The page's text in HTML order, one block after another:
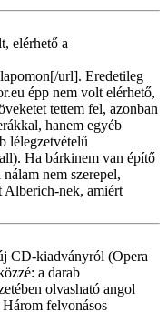
elérhető a
url]. Eredetileg
épp nem volt elérhető,
tettem fel, azonban
hanem egyéb
lélegzetvételű
Ha bárkinem van építő
nem szerepel,
Alberich-nek, amiért
nincs pénze, nem segíthet ebben, így a dacos Binet-nek mennie kell az igazgatóval és Bellecour-ral, meg a tanukkal…Vert-Vert egyedül marad La Corilla-val. A fiút rabul ejti az asszony varázsa, aki egy csábos dalt énekel neki. Vert-Vert eleinte ellenáll, elutasítja, később mégis vallomást tesz: idejövet a csónakból megpillantott egy titokzatos, gyönyörű hölgyet, aki nagyon hasonlít La Corilla-ra, s ennek valósággal megszállottja lett. Most hogy itt áll mellette La Corilla, azonnal a bűvöletébe esett… Visszatér a két tiszt, akik véget vetnek a flörtnek, ami épp csak elkezdődött a szép énekesnő és Vert-Vert között. Ekkor egy ismeretlen, fiatal nő jelenik meg a színen, dragonyos uniformisban. Nem más ő, mint Mimi, aki Friquet ruháját öltötte magára. Vert-Vert-t követte idáig. Csak Le Comte ismeri fel és kiforral egy tervet: Mimi talán elmondhatná neki, hogy hogyan csempésszék be őt és Bergeracot a kolostorba, hogy aztán kimentsék onnan feleségeiket. De a terv megvalósításához Vert-Vert közreműködése is szükséges. Visszatér Binet nagyon lehangolva… Le Comte elküldi őt a többi dragonyosért: készüljenek az esti partira, csatlakozzanak a többi vendéghez. Mimi nem tart a többiekkel: bezárkózik, míg vissza nem térnek Saint-Rémy-be. A vendégek megérkeznek, Vert-Vert La Corilla karján. A fiú sugárzik a sikertől és az italtól… Az este kicsapongó ünneplésbe torkollik. HARMADIK FELVONÁS Színhely: ugyanaz, mint az első felvonásban Mindezalatt Saint-Rémy bennlakásos kolostorában a lányok a kényszerű táncolást gyakorolják Baladon irányításával. A leckeórán a tánctanár, hogy felélénkítse őket, felolvasást tart nekik a tánc történetéről. Mademoiselle Paturelle siettetné a táncóra végét: azt az információt kapta, hogy az eddig hiába keresett Mimi kórházban van, ezért elküldött egy lányt, érdeklődjön az állapota felől. A jelenlévő lányok döbbenten és bizonytalanságban fogadják a hírt. Egy küldönc érkezik vissza, aki elmondja, hogy senki nem látta Mimit, nem találják őt. Erre az összes lány kiabálni kezdi: Mimi, Mimi, Mimi! Ebben a pillanatban betoppan Mimi. Semmi baja. Azt állítja, hogy a hatalmas kert túlsó sarkában tartózkodott, hogy hallgathassa a falusi emberek pletykálkodásait. Hevesen megszólal a kapucsengő. Binet és Vert-Vert érkeznek vissza - szemmel láthatóan nagy aggodalommal. Általános zűrzavar bontakozik ki, mely közepette Mimi suttogva tudtul adja Emma-nak és Bathilde-nak, hogy a hamarosan viszontláthatják férjeiket, a találkozásra itt a kertben kint fogsor kerülni. Vert-Vert és Binet a faggatásukra kényszeredett válaszokat mondanak; állítják, hogy útközben tolvajok elfogták és egy barlangban tartották fogva őket. De egy kis idő után Vert-Vert mégis bevallja, hogy egy szó se igaz ebből: a kiruccanása során volt ideje megtanulni inni meg káromkodni, szépeket tenni a nőknek, sőt meghódítani őket. Bizonyságul, itt a kolostorban ki fogja próbálni ez irányú jártasságát, bemutatja majd csábítási képességét. E szavakra megrémül Mademoiselle Paturelle, de a lányok lelkesedése határtalan… Mademoiselle-nek végül sikerül „falkájá”.t elterelnie, Binet-t pedig elvezeti az igazgatónőhöz: bocsássa el a hűtlen szolgát. Vert-Vert és Mimi egyedül maradnak. A lány szemrehányásokat tesz neki, de Vert-Vert közbevág, és elmondja az igazat: La Corilla valóban megtanította neki a szerelem mibenlétét, és így most már tudja, hogy csakis Mimit szereti, senki mást! Gyengéden összeölelkeznek. Eljött az éj. Az álruhába öltözött Friquet még mindig a kertben van… Le Comte és Bergerac, amint átugranak a kertfalon, Friquet-be botlanak. Amint észreveszik, ki ő, üzenetet küldenek általa a dragonyosokhoz, akik kint várakoznak. Bathilde és Emma kijönnek a kert